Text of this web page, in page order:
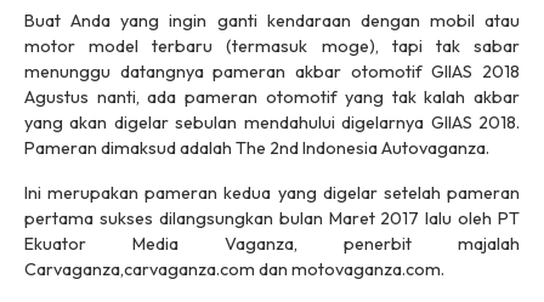
Buat Anda yang ingin ganti kendaraan dengan mobil atau
motor model terbaru (termasuk moge), tapi tak sabar
menunggu datangnya pameran akbar otomotif GIIAS 2018
Agustus nanti, ada pameran otomotif yang tak kalah akbar
yang akan digelar sebulan mendahului digelarnya GIIAS 2018.
Pameran dimaksud adalah The 2nd Indonesia Autovaganza.
Ini merupakan pameran kedua yang digelar setelah pameran
pertama sukses dilangsungkan bulan Maret 2017 lalu oleh PT
Ekuator Media Vaganza, penerbit majalah
Carvaganza,carvaganza.com dan motovaganza.com.